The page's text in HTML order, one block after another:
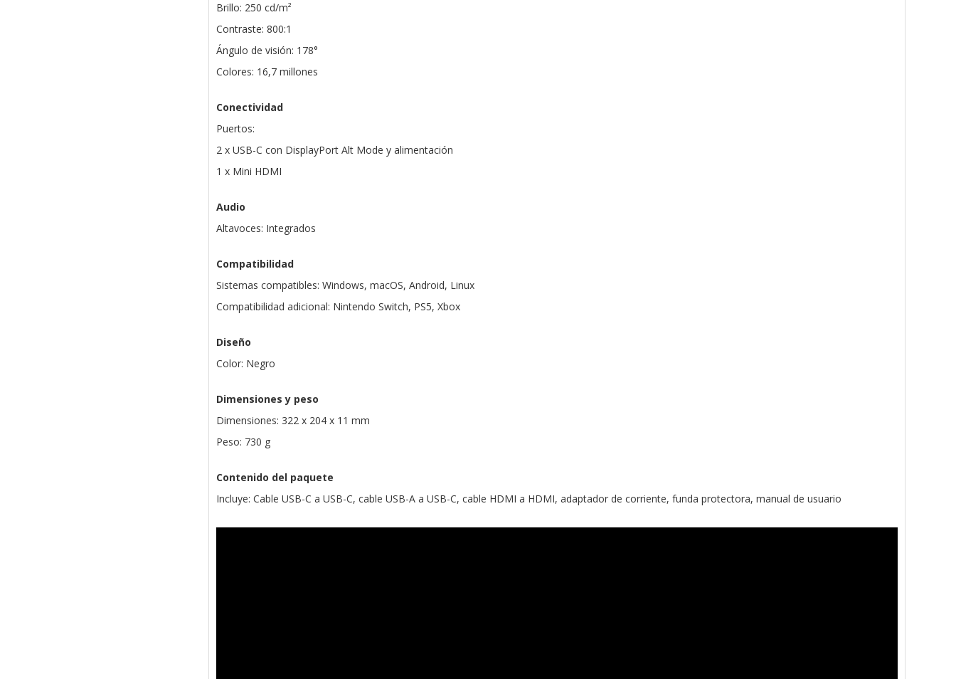
Brillo: 250 cd/m²
Contraste: 800:1
Ángulo de visión: 178°
Colores: 16,7 millones
Conectividad
Puertos:
2 x USB-C con DisplayPort Alt Mode y alimentación
1 x Mini HDMI
Audio
Altavoces: Integrados
Compatibilidad
Sistemas compatibles: Windows, macOS, Android, Linux
Compatibilidad adicional: Nintendo Switch, PS5, Xbox
Diseño
Color: Negro
Dimensiones y peso
Dimensiones: 322 x 204 x 11 mm
Peso: 730 g
Contenido del paquete
Incluye: Cable USB-C a USB-C, cable USB-A a USB-C, cable HDMI a HDMI, adaptador de corriente, funda protectora, manual de usuario